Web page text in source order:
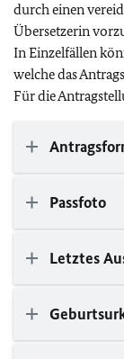
durch einen
Übersetzerin
In Einzelfällen
welche das
Für die
Passfoto
Letztes